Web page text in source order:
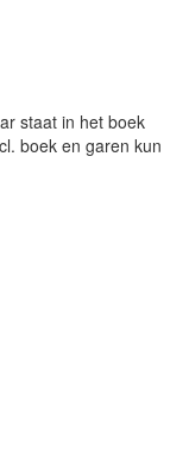
staat in het boek
boek en garen kun